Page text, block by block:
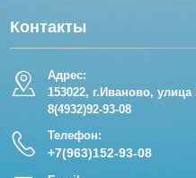
для скважины и
смесители, шланги,
стальные ванны и
Удобный поиск по сайту
сотрудников.
Контакты
Адрес:
153022, г.Иваново,
8(4932)92-93-08
Телефон:
+7(963)152-93-08